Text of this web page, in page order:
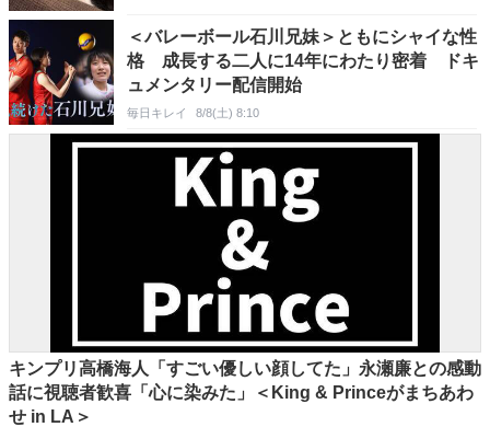
＜バレーボール石川兄妹＞ともにシャイな性
格 成長する二人に14年にわたり密着 ドキ
ュメンタリー配信開始
毎日キレイ 8/8(土) 8:10
キンプリ高橋海人「すごい優しい顔してた」永瀬廉との感動
話に視聴者歓喜「心に染みた」＜King & Princeがまちあわ
せ in LA＞